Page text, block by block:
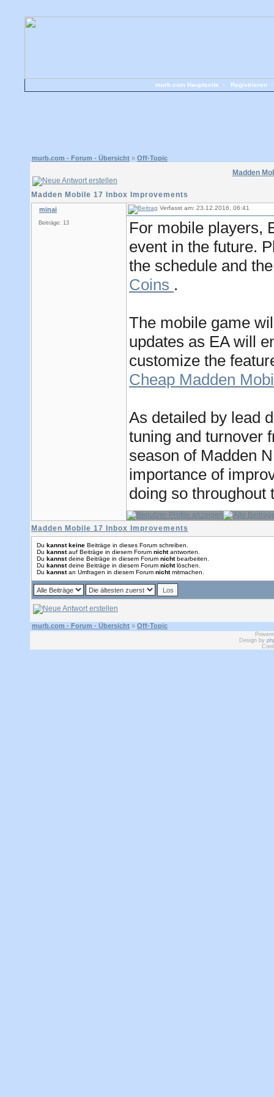
murb.com Hauptseite Registrieren
murb.com - Forum - Übersicht » Off-Topic
Madden
Madden Mobile 17 Inbox Improvements
minai
Beiträge: 13
Verfasst am: 23.12.2016, 06:41
For mobile players,
event in the future.
the schedule and
Coins .
The mobile game
updates as EA will
customize the
Cheap Madden
As detailed by lead
tuning and turnover
season of Madden
importance of
doing so throughout
Madden Mobile 17 Inbox Improvements
Du kannst keine Beiträge in dieses Forum schreiben.
Du kannstauf Beiträge in diesem Forum nichtantworten.
Du kannstdeine Beiträge in diesem Forum nichtbearbeiten.
Du kannstdeine Beiträge in diesem Forum nichtlöschen.
Du kannstan Umfragen in diesem Forum nichtmitmachen.
murb.com - Forum - Übersicht » Off-Topic
Design by